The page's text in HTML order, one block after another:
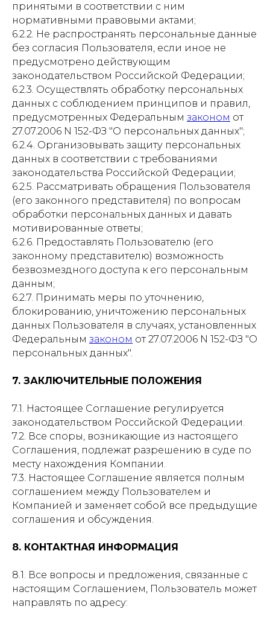
принятыми в соответствии с ним
нормативными правовыми актами;
6.2.2. Не распространять персональные данные
без согласия Пользователя, если иное не
предусмотрено действующим
законодательством Российской Федерации;
6.2.3. Осуществлять обработку персональных
данных с соблюдением принципов и правил,
предусмотренных Федеральным законом от
27.07.2006 N 152-ФЗ "О персональных данных";
6.2.4. Организовывать защиту персональных
данных в соответствии с требованиями
законодательства Российской Федерации;
6.2.5. Рассматривать обращения Пользователя
(его законного представителя) по вопросам
обработки персональных данных и давать
мотивированные ответы;
6.2.6. Предоставлять Пользователю (его
законному представителю) возможность
безвозмездного доступа к его персональным
данным;
6.2.7. Принимать меры по уточнению,
блокированию, уничтожению персональных
данных Пользователя в случаях, установленных
Федеральным законом от 27.07.2006 N 152-ФЗ "О
персональных данных".
7. ЗАКЛЮЧИТЕЛЬНЫЕ ПОЛОЖЕНИЯ
7.1. Настоящее Соглашение регулируется
законодательством Российской Федерации.
7.2. Все споры, возникающие из настоящего
Соглашения, подлежат разрешению в суде по
месту нахождения Компании.
7.3. Настоящее Соглашение является полным
соглашением между Пользователем и
Компанией и заменяет собой все предыдущие
соглашения и обсуждения.
8. КОНТАКТНАЯ ИНФОРМАЦИЯ
8.1. Все вопросы и предложения, связанные с
настоящим Соглашением, Пользователь может
направлять по адресу: